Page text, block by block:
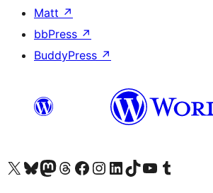
Matt ↗
bbPress ↗
BuddyPress ↗
Truy cập tài khoản X (trước đây là Twitter) của chúng tôiVisit our Bluesky account
Visit our Mastodon account
Visit our Threads account
Xem trang Facebook của chúng tôiTruy cập tài khoản Instagram của chúng tôiTruy cập tài khoản LinkedIn của chúng tôiVisit our TikTok account
Truy cập kênh YouTube của chúng tôi Visit our Tumblr account